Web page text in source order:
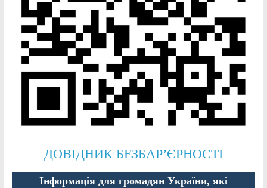
ДОВІДНИК БЕЗБАР’ЄРНОСТІ
Інформація для громадян України, які